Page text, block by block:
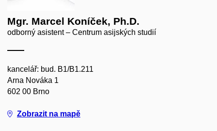
Mgr. Marcel Koníček, Ph.D.
odborný asistent – Centrum asijských studií
kancelář: bud. B1/B1.211
Arna Nováka 1
602 00 Brno
Zobrazit na mapě